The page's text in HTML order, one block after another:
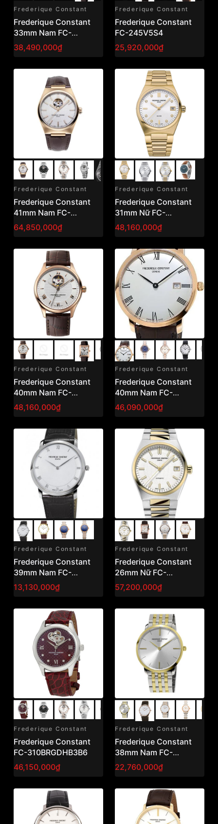
Frederique Constant
Frederique Constant
33mm Nam FC-
310MC4S36
38,490,000₫
Frederique Constant
Frederique Constant
FC-245V5S4
25,920,000₫
Frederique Constant
Frederique Constant
41mm Nam FC-
310V4NH4
64,850,000₫
Frederique Constant
Frederique Constant
31mm Nữ FC-
240VD2NH5B
48,160,000₫
Frederique Constant
Frederique Constant
40mm Nam FC-
310MV5B4
48,160,000₫
Frederique Constant
Frederique Constant
40mm Nam FC-
306MR4S4
46,090,000₫
Frederique Constant
Frederique Constant
39mm Nam FC-
200RS5S36
13,130,000₫
Frederique Constant
Frederique Constant
26mm Nữ FC-
303V2NH3B
57,200,000₫
Frederique Constant
Frederique Constant
FC-310BRGDHB3B6
46,150,000₫
Frederique Constant
Frederique Constant
38mm Nam FC-
200V5S33B
22,760,000₫